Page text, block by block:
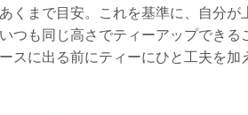
くまで目安。これを基準に、自分
つも同じ高さでティーアップでき
スに出る前にティーにひと工夫を加